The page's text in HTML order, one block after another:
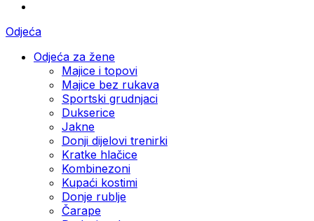
Odjeća
Odjeća za žene
Majice i topovi
Majice bez rukava
Sportski grudnjaci
Dukserice
Jakne
Donji dijelovi trenirki
Kratke hlačice
Kombinezoni
Kupaći kostimi
Donje rublje
Čarape